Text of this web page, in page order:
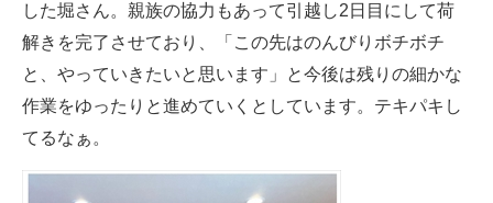
した堀さん。親族の協力もあって引越し2日目にして荷
解きを完了させており、「この先はのんびりボチボチ
と、やっていきたいと思います」と今後は残りの細かな
作業をゆったりと進めていくとしています。テキパキし
てるなぁ。